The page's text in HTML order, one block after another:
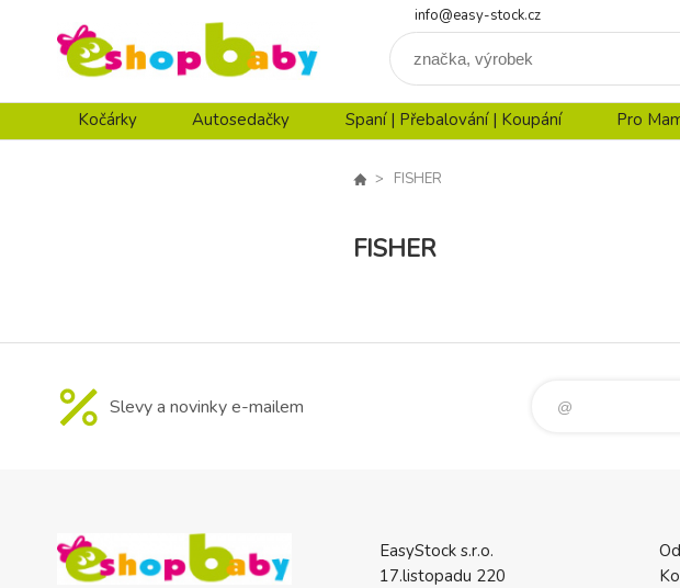
info@easy-stock.cz
Kočárky Autosedačky Spaní | Přebalování | Koupání Pro
FISHER
FISHER
Slevy a novinky e-mailem
EasyStock s.r.o.
17.listopadu 220